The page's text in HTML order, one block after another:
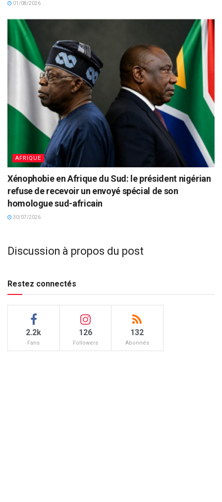
01/08/2026
AFRIQUE
Xénophobie en Afrique du Sud: le président nigérian
refuse de recevoir un envoyé spécial de son
homologue sud-africain
30/07/2026
Discussion à propos du post
Restez connectés
2.2k
Fans
126
Followers
132
Abonnés